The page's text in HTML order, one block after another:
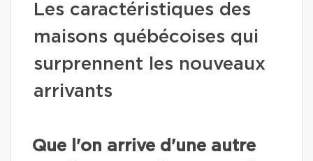
Les caractéristiques des
maisons québécoises qui
surprennent les nouveaux
arrivants
Que l'on arrive d'une autre